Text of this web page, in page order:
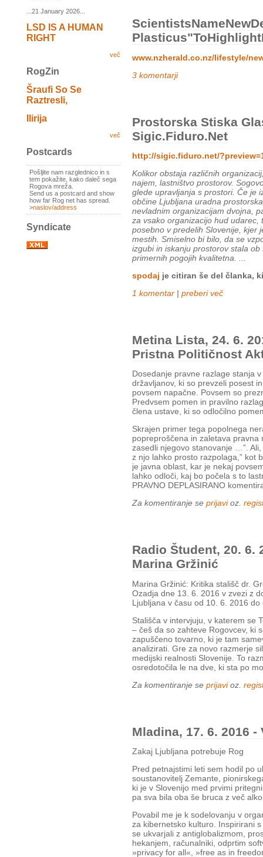
...21 January 2026...
LSD IS A HUMAN
RIGHT
več
RogZin
Šraufi So Se
Raztresli,
Ilirija
več
Postcards
Pošljite nam razglednico in s
tem pokažite, kako daleč sega
Rogova mreža.
Send us a postcard and show
how far Rog net has spread.
>naslov/address
Syndicate
www.nzherald.co.nz/lifestyle/
3 komentarji
Prostorska Stiska
Sigic.fiduro.net
http://sigic.fiduro.net/
Kolikor obstaja različnih
najem, lastništvo prostorov.
glede upravljanja s prostori. Če je
občine Ljubljana uradna
nevladnim organizacijam dvojna,
za vsako organizacijo hud
posebno v predelih Slovenije, kjer
mestih. Smiselno bi bilo, da se
izgubi in iskanju prostorov stala
primernih pogojih kvalitetna. ...
spodaj je citiran še del članka,
1 komentar | preberi več
Metina Lista, 24. 6.
Pristna Političnost
Dosedanje pravne razlage stanja
državljanov, ki so prevzeli posest
povsem napačne. Povsem so
Predvsem pomen in pravilno
člena ustave, ki so odločilno
Skrajen primer tega popolnega
popreproščena in zaletava pravna
zasedli njegovo stanovanje …”.
z njo lahko prosto razpolaga,” kot
je javna oblast, kar je nekaj
lahko odloči, kaj bo počela s to
PRAVNO DEPLASIRANO
Za komentiranje se prijavioz.
Radio Študent, 20. 6.
Marina Gržinić
Marina Gržinić: Kritika stališč dr.
Ozadja dne 13. 6. 2016 v zvezi z
Ljubljana v času od 10. 6. 2016 do
Stališča v intervjuju, v katerem se
– češ da so zahteve Rogovcev, ki
zapuščeno tovarno, ki je tam
analizirati. Gre za novo razmerje
medijski realnosti Slovenije. To
osredotočila le na dve, ki sta po
Za komentiranje se prijavioz.
Mladina, 17. 6. 2016
Zakaj Ljubljana potrebuje Rog
Pred petnajstimi leti sem hodil po
soustanovitelj Zemante,
ki je v Slovenijo med prvimi
pa sva bila oba še bruca z več
Povabil me je k sodelovanju v
za kibernetsko kulturo. Inspirirani
se ukvarjali z antiglobalizmom,
hekanjem, računalniki, odprtim
»privacy for all«, »free as in